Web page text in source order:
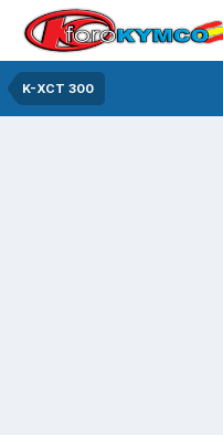
K-XCT 300